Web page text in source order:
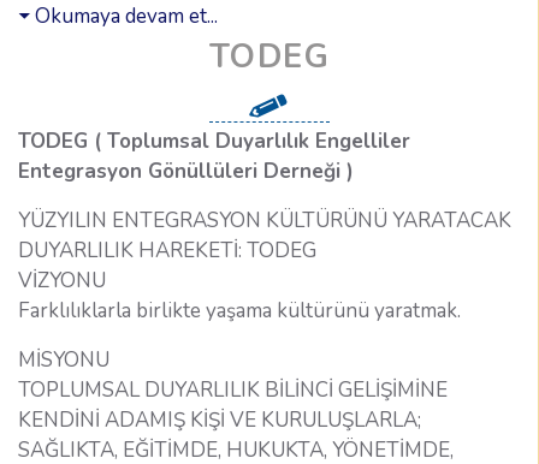
Okumaya devam et...
TODEG
TODEG ( Toplumsal Duyarlılık Engelliler
Entegrasyon Gönüllüleri Derneği )
YÜZYILIN ENTEGRASYON KÜLTÜRÜNÜ YARATACAK
DUYARLILIK HAREKETİ: TODEG
VİZYONU
Farklılıklarla birlikte yaşama kültürünü yaratmak.
MİSYONU
TOPLUMSAL DUYARLILIK BİLİNCİ GELİŞİMİNE
KENDİNİ ADAMIŞ KİŞİ VE KURULUŞLARLA;
SAĞLIKTA, EĞİTİMDE, HUKUKTA, YÖNETİMDE,